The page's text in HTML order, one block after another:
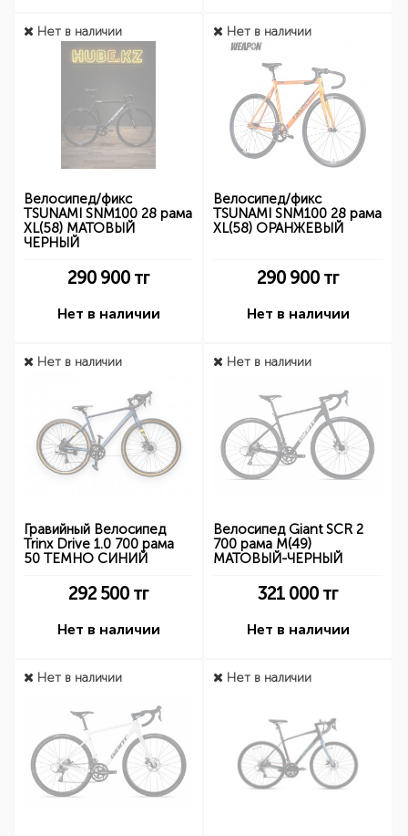
Нет в наличии
Велосипед/фикс
TSUNAMI SNM100 28 рама
XL(58) МАТОВЫЙ
ЧЕРНЫЙ
290 900 тг
Нет в наличии
Нет в наличии
Велосипед/фикс
TSUNAMI SNM100 28 рама
XL(58) ОРАНЖЕВЫЙ
290 900 тг
Нет в наличии
Нет в наличии
Гравийный Велосипед
Trinx Drive 1.0 700 рама
50 ТЕМНО СИНИЙ
292 500 тг
Нет в наличии
Нет в наличии
Велосипед Giant SCR 2
700 рама M(49)
МАТОВЫЙ-ЧЕРНЫЙ
321 000 тг
Нет в наличии
Нет в наличии Нет в наличии